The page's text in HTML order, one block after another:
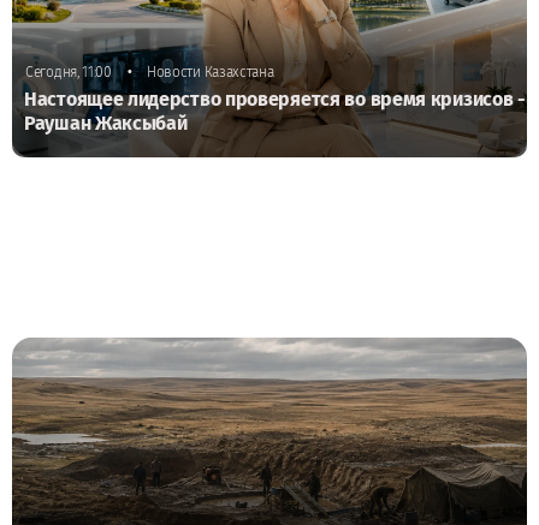
Сегодня, 11:00 • Новости Казахстана
Настоящее лидерство проверяется во время кризисов -
Раушан Жаксыбай